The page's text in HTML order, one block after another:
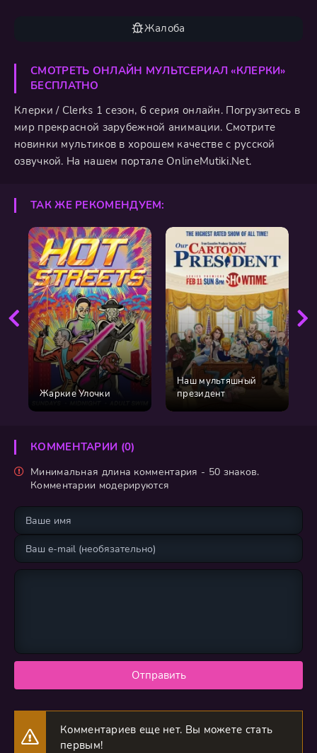
Жалоба
СМОТРЕТЬ ОНЛАЙН МУЛЬТСЕРИАЛ «КЛЕРКИ»
БЕСПЛАТНО
Клерки / Clerks 1 сезон, 6 серия онлайн. Погрузитесь в
мир прекрасной зарубежной анимации. Смотрите
новинки мультиков в хорошем качестве с русской
озвучкой. На нашем портале OnlineMutiki.Net.
ТАК ЖЕ РЕКОМЕНДУЕМ:
Жаркие Улочки
Наш мультяшный
президент
КОММЕНТАРИИ (0)
Минимальная длина комментария - 50 знаков.
Комментарии модерируются
Отправить
Комментариев еще нет. Вы можете стать
первым!